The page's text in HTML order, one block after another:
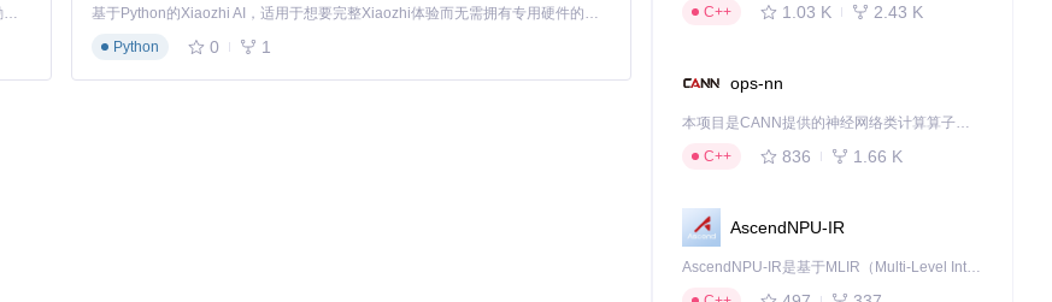
「源启盛夏」暑期校园开发者成长计划旨在激活校园开源力量，通过积分激励、认证扶持、资源倾斜等形式，引导高校组织和开发者完成「入驻 — 建项目 — 做贡献 — 获认证 — 得资源」的完整闭环。无论你是想带领社团入驻平台的组织者，还是希望用代码贡献证明自己的开发者，都能在这里找到属于你的成长路径。
基于Python的Xiaozhi AI，适用于想要完整Xiaozhi体验而无需拥有专用硬件的用户。
Python
0 1
C++
1.03 K 2.43 K
ops-nn
本项目是CANN提供的神经网络类计算算子库，实现网络在NPU上加速计算。
C++
836 1.66 K
AscendNPU-IR
AscendNPU-IR是基于MLIR（Multi-Level Intermediate Representation）构建的，面向昇腾亲和算子编译时使用的中间表示，提供昇腾完备表达能力，通过编译优化提升昇腾AI处理器计算效率，支持通过生态框架使能昇腾AI处理器与深度调优